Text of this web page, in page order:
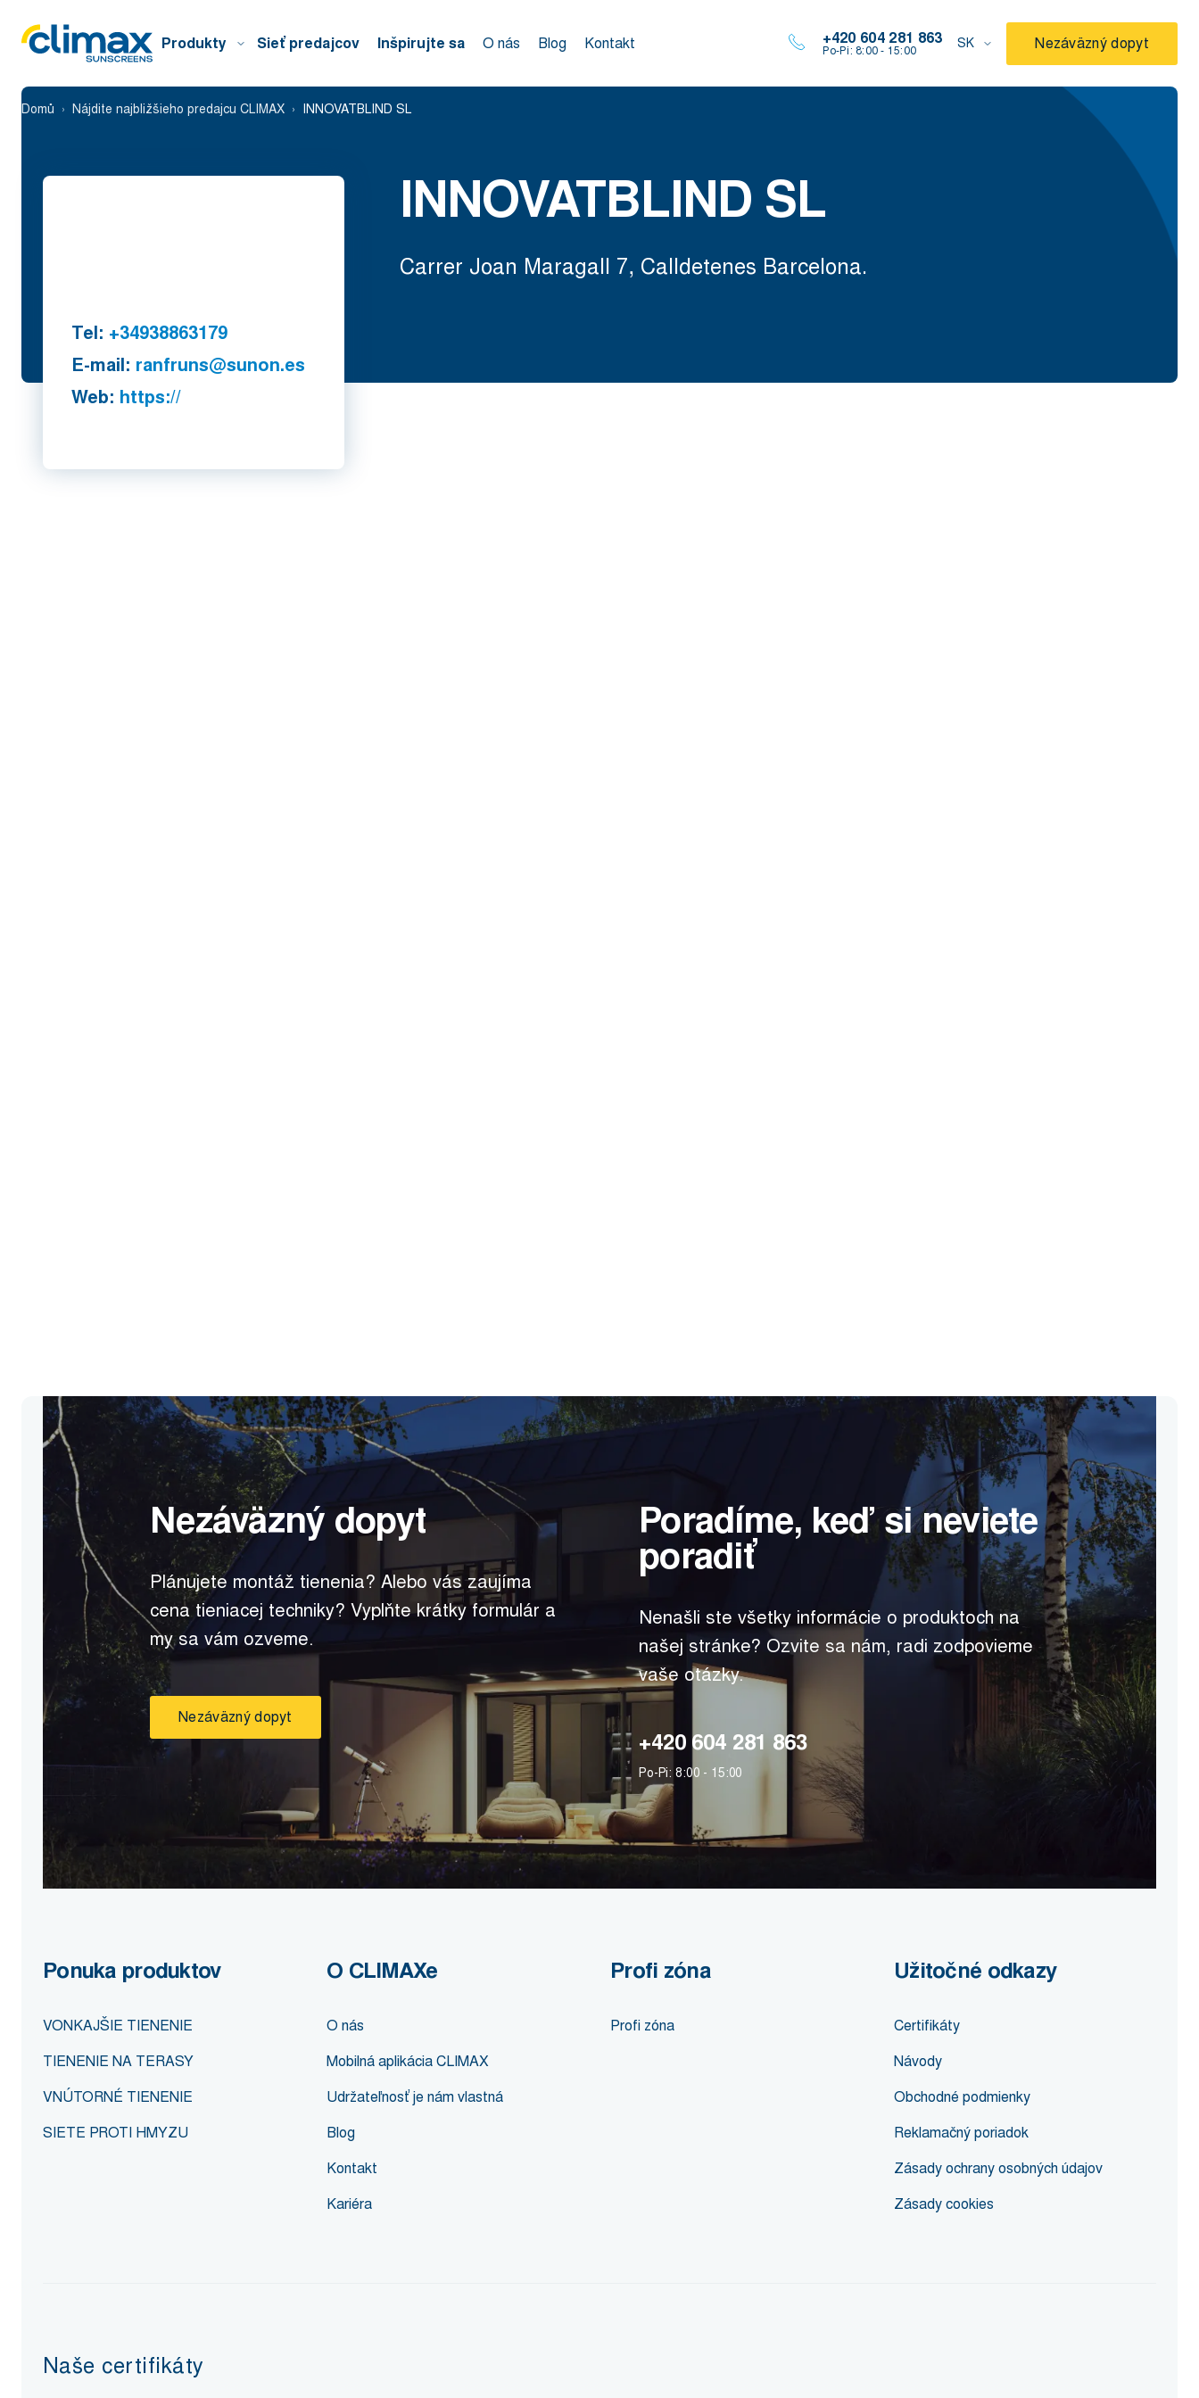
Produkty Sieť predajcov Inšpirujte sa O nás Blog Kontakt +420 604 281 863
Po-Pi: 8:00 - 15:00 SK Nezáväzný dopyt
Domů Nájdite najbližšieho predajcu CLIMAX INNOVATBLIND SL
INNOVATBLIND SL
Carrer Joan Maragall 7, Calldetenes Barcelona.
Tel: +34938863179
E-mail: ranfruns@sunon.es
Web: https://
Nezáväzný dopyt
Plánujete montáž tienenia? Alebo vás zaujíma
cena tieniacej techniky? Vyplňte krátky formulár a
my sa vám ozveme.
Nezáväzný dopyt
Poradíme, keď si neviete
poradiť
Nenašli ste všetky informácie o produktoch na
našej stránke? Ozvite sa nám, radi zodpovieme
vaše otázky.
+420 604 281 863
Po-Pi: 8:00 - 15:00
Ponuka produktov
VONKAJŠIE TIENENIE
TIENENIE NA TERASY
VNÚTORNÉ TIENENIE
SIETE PROTI HMYZU
O CLIMAXe
O nás
Mobilná aplikácia CLIMAX
Udržateľnosť je nám vlastná
Blog
Kontakt
Kariéra
Profi zóna
Profi zóna
Užitočné odkazy
Certifikáty
Návody
Obchodné podmienky
Reklamačný poriadok
Zásady ochrany osobných údajov
Zásady cookies
Naše certifikáty